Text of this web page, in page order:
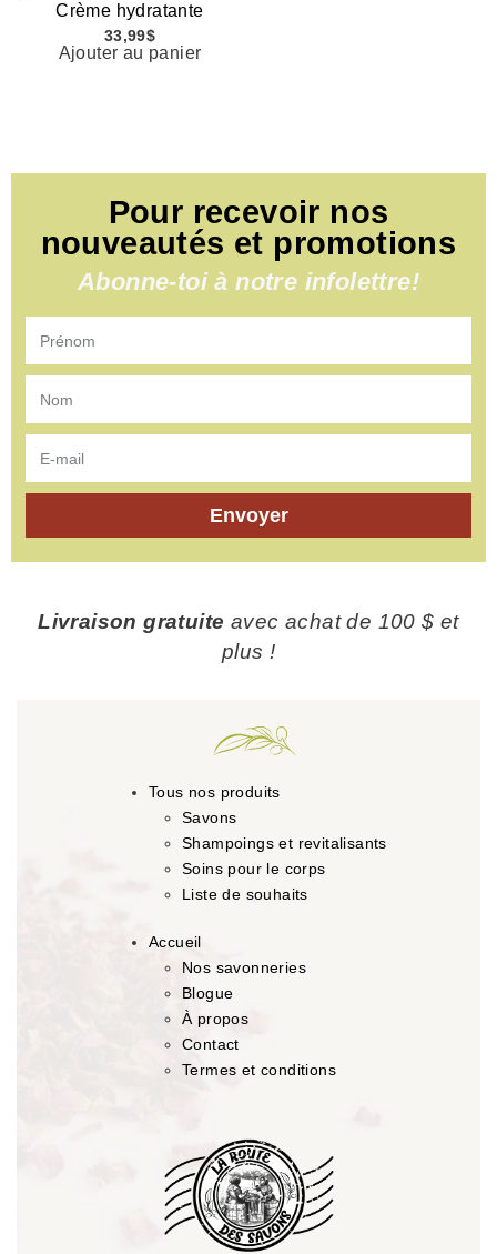
Crème hydratante
33,99$
Ajouter au panier
Pour recevoir nos
nouveautés et promotions
Abonne-toi à notre infolettre!
Envoyer
Livraison gratuite avec achat de 100 $ et
plus !
Tous nos produits
Savons
Shampoings et revitalisants
Soins pour le corps
Liste de souhaits
Accueil
Nos savonneries
Blogue
À propos
Contact
Termes et conditions